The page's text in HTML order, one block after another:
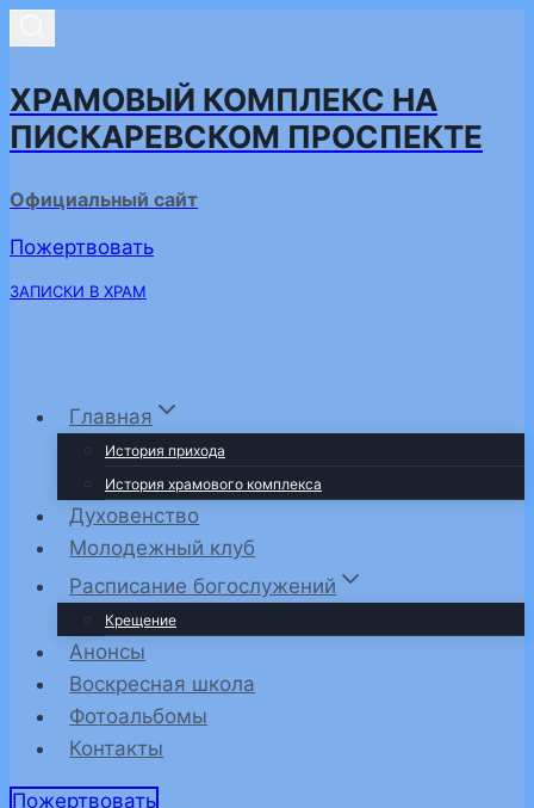
содержимому
ХРАМОВЫЙ КОМПЛЕКС НА
ПИСКАРЕВСКОМ ПРОСПЕКТЕ
Официальный сайт
Пожертвовать
ЗАПИСКИ В ХРАМ
Главная
История прихода
История храмового комплекса
Духовенство
Молодежный клуб
Расписание богослужений
Крещение
Анонсы
Воскресная школа
Фотоальбомы
Контакты
Пожертвовать